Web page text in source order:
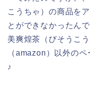
こうちゃ）の商品を
とができなかったん
美爽煌茶（びそうこ
（amazon）以外の
♪